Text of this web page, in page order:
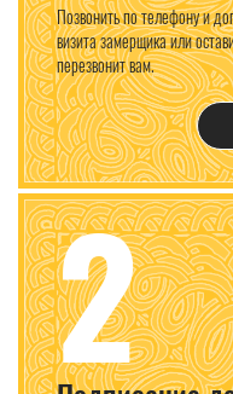
Позвонить по телефону и
визита замерщика или
перезвонит вам.
2